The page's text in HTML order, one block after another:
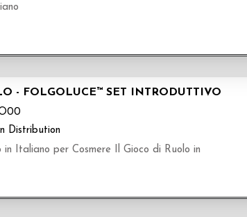
- FOLGOLUCE™ SET INTRODUTTIVO
Distribution
Italiano per Cosmere Il Gioco di Ruolo in